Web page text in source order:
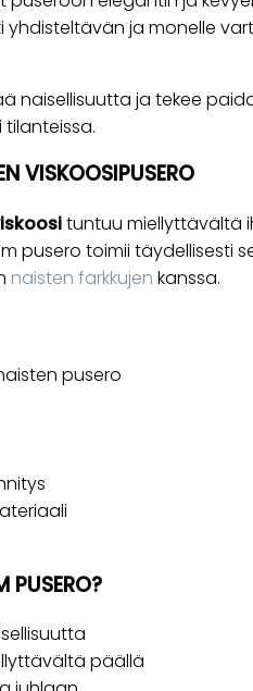
ja monelle
naisellisuutta ja tekee
VISKOOSIPUSERO
tuntuu miellyttävältä
pusero toimii täydellisesti
naisten farkkujen kanssa.
pusero
PUSERO?
päällä